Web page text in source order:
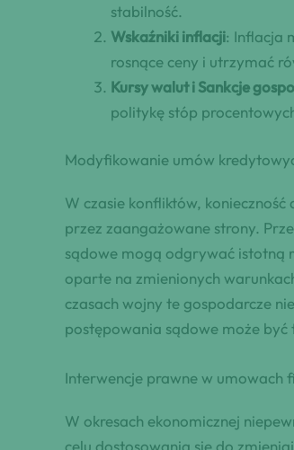
stabilność.
Wskaźniki inflacji: Inflacja
rosnące ceny i utrzymać
Kursy walut i Sankcje
politykę stóp
Modyfikowanie umów
W czasie konfliktów,
przez zaangażowane strony.
sądowe mogą odgrywać istotną
oparte na zmienionych
czasach wojny te gospodarcze
postępowania sądowe może być
Interwencje prawne w umowach
W okresach ekonomicznej